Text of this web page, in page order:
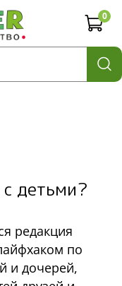
0
детьми?
редакция
по
и дочерей,